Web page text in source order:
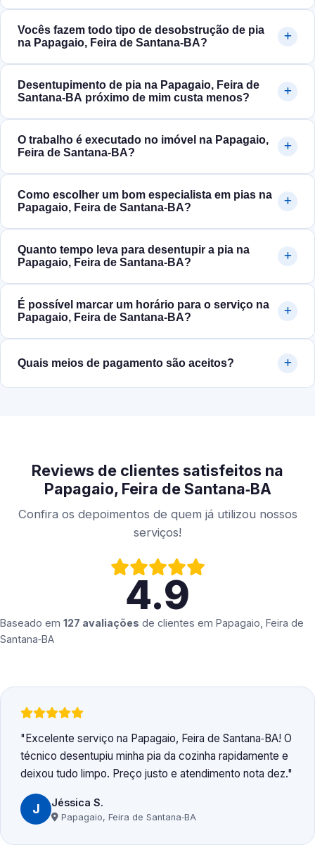
Vocês fazem todo tipo de desobstrução de pia
na Papagaio, Feira de Santana‑BA?
Desentupimento de pia na Papagaio, Feira de
Santana‑BA próximo de mim custa menos?
O trabalho é executado no imóvel na Papagaio,
Feira de Santana‑BA?
Como escolher um bom especialista em pias na
Papagaio, Feira de Santana‑BA?
Quanto tempo leva para desentupir a pia na
Papagaio, Feira de Santana‑BA?
É possível marcar um horário para o serviço na
Papagaio, Feira de Santana‑BA?
Quais meios de pagamento são aceitos?
Reviews de clientes satisfeitos na
Papagaio, Feira de Santana‑BA
Confira os depoimentos de quem já utilizou nossos
serviços!
4.9
Baseado em 127 avaliações de clientes em Papagaio, Feira de
Santana‑BA
Excelente serviço na Papagaio, Feira de Santana‑BA! O
técnico desentupiu minha pia da cozinha rapidamente e
deixou tudo limpo. Preço justo e atendimento nota dez.
J Jéssica S.
Papagaio, Feira de Santana‑BA